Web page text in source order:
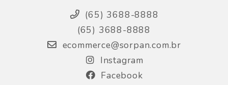
(65) 3688-8888
(65) 3688-8888
ecommerce@sorpan.com.br
Instagram
Facebook